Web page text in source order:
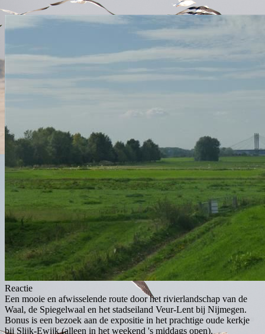
Reactie
Een mooie en afwisselende route door het rivierlandschap van de
Waal, de Spiegelwaal en het stadseiland Veur-Lent bij Nijmegen.
Bonus is een bezoek aan de expositie in het prachtige oude kerkje
bij Slijk-Ewijk (alleen in het weekend 's middags open).